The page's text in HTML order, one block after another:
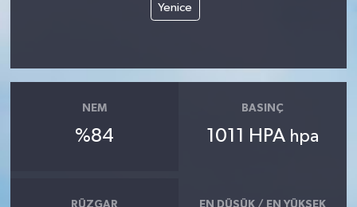
Yenice
NEM
%84
BASINÇ
1011 HPA hpa
RÜZGAR EN DÜŞÜK / EN YÜKSEK